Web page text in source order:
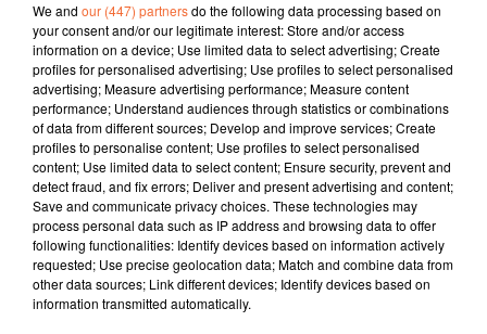
17 décembre 2021 - 13 min 5 sec
JOURNAL DU VENDREDI 17 DECEMBRE ( MIDI )
Patrice Bémanangy
L'info près de chez vous.
Un premier cas de Omicron découvert en deux-sèvre.
Dans le cadre du Ségur d ela Santé, les deux-sèvres se
voient doter d'une enveloppe de près de cinquante
millions d'euros. L'hopial nord deux-sèvres se soit
attribuer plus de dix-huit millions.
We and our (447) partnersdo the following data processing based on
your consent and/or our legitimate interest: Store and/or access
information on a device; Use limited data to select advertising; Create
profiles for personalised advertising; Use profiles to select personalised
advertising; Measure advertising performance; Measure content
performance; Understand audiences through statistics or combinations
of data from different sources; Develop and improve services; Create
profiles to personalise content; Use profiles to select personalised
content; Use limited data to select content; Ensure security, prevent and
detect fraud, and fix errors; Deliver and present advertising and content;
Save and communicate privacy choices. These technologies may
process personal data such as IP address and browsing data to offer
following functionalities: Identify devices based on information actively
requested; Use precise geolocation data; Match and combine data from
other data sources; Link different devices; Identify devices based on
information transmitted automatically.